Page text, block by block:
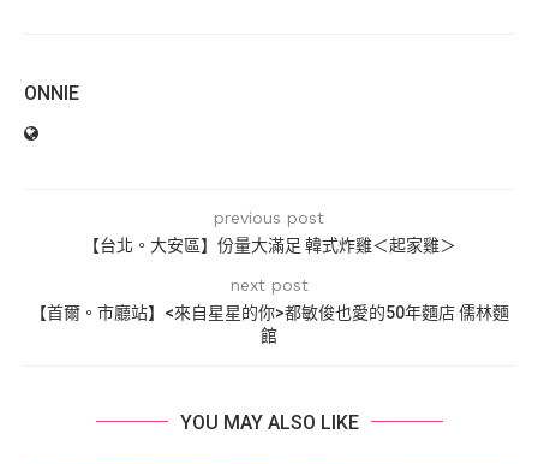
ONNIE
previous post
【台北。大安區】份量大滿足 韓式炸雞＜起家雞＞
next post
【首爾。市廳站】<來自星星的你>都敏俊也愛的50年麵店 儒林麵
館
YOU MAY ALSO LIKE